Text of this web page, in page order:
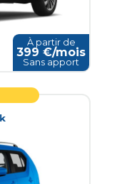
À partir de
399 €/mois
Sans apport